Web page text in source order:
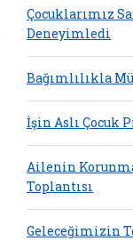
Çocuklarımız
Deneyimledi
Bağımlılıkla
İşin Aslı Çocuk
Ailenin
Toplantısı
Geleceğimizin